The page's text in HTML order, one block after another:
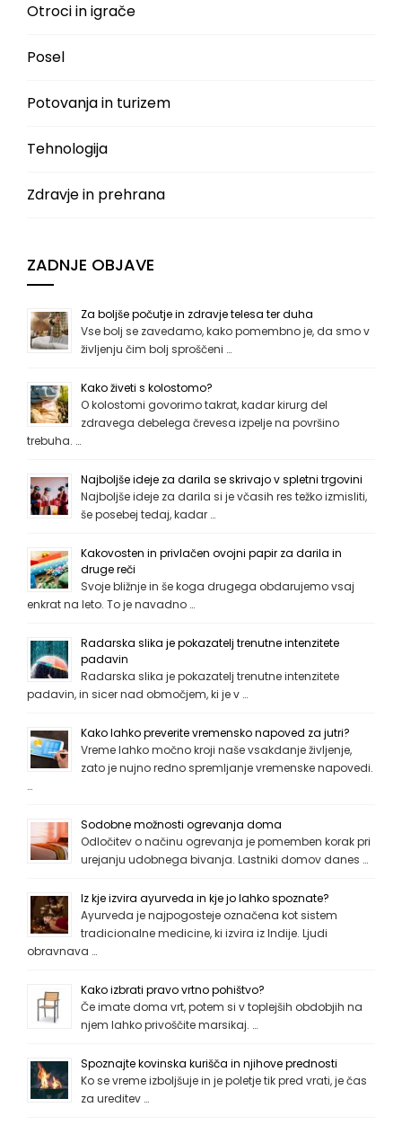
Otroci in igrače
Posel
Potovanja in turizem
Tehnologija
Zdravje in prehrana
ZADNJE OBJAVE
Za boljše počutje in zdravje telesa ter duha
Vse bolj se zavedamo, kako pomembno je, da smo v
življenju čim bolj sproščeni …
Kako živeti s kolostomo?
O kolostomi govorimo takrat, kadar kirurg del
zdravega debelega črevesa izpelje na površino
trebuha. …
Najboljše ideje za darila se skrivajo v spletni trgovini
Najboljše ideje za darila si je včasih res težko izmisliti,
še posebej tedaj, kadar …
Kakovosten in privlačen ovojni papir za darila in
druge reči
Svoje bližnje in še koga drugega obdarujemo vsaj
enkrat na leto. To je navadno …
Radarska slika je pokazatelj trenutne intenzitete
padavin
Radarska slika je pokazatelj trenutne intenzitete
padavin, in sicer nad območjem, ki je v …
Kako lahko preverite vremensko napoved za jutri?
Vreme lahko močno kroji naše vsakdanje življenje,
zato je nujno redno spremljanje vremenske napovedi.
…
Sodobne možnosti ogrevanja doma
Odločitev o načinu ogrevanja je pomemben korak pri
urejanju udobnega bivanja. Lastniki domov danes …
Iz kje izvira ayurveda in kje jo lahko spoznate?
Ayurveda je najpogosteje označena kot sistem
tradicionalne medicine, ki izvira iz Indije. Ljudi
obravnava …
Kako izbrati pravo vrtno pohištvo?
Če imate doma vrt, potem si v toplejših obdobjih na
njem lahko privoščite marsikaj. …
Spoznajte kovinska kurišča in njihove prednosti
Ko se vreme izboljšuje in je poletje tik pred vrati, je čas
za ureditev …